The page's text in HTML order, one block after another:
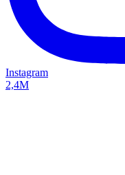
Instagram
2,4M